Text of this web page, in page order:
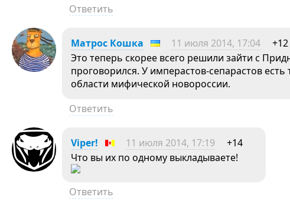
Ответить
Матрос Кошка 11 июля 2014, 17:04
+12
Это теперь скорее всего решили зайти с
проговорился. У имперастов-сепарастов
области мифической новороссии.
Ответить
Viper! 11 июля 2014, 17:19
+14
Что вы их по одному выкладываете!
Ответить